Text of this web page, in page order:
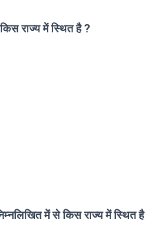
राज्य में स्थित है ?
में से किस राज्य में स्थित है